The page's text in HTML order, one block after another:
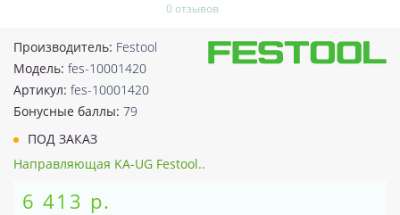
0 отзывов
Производитель: Festool
Модель: fes-10001420
Артикул: fes-10001420
Бонусные баллы: 79
ПОД ЗАКАЗ
Направляющая KA-UG Festool..
6 413 р.